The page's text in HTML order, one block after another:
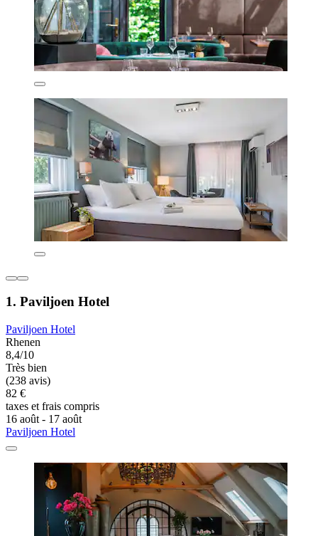
1. Paviljoen Hotel
Paviljoen Hotel
Rhenen
8,4/10
Très bien
(238 avis)
82 €
taxes et frais compris
16 août - 17 août
Paviljoen Hotel